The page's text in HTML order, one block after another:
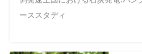
ーススタディ